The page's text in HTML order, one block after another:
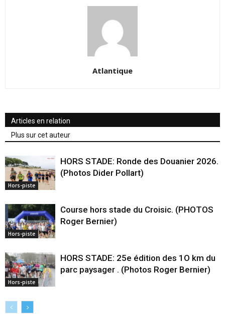
Atlantique
Articles en relation
Plus sur cet auteur
Hors-piste
HORS STADE: Ronde des Douanier 2026.
(Photos Dider Pollart)
Hors-piste
Course hors stade du Croisic. (PHOTOS
Roger Bernier)
Hors-piste
HORS STADE: 25e édition des 1O km du
parc paysager . (Photos Roger Bernier)